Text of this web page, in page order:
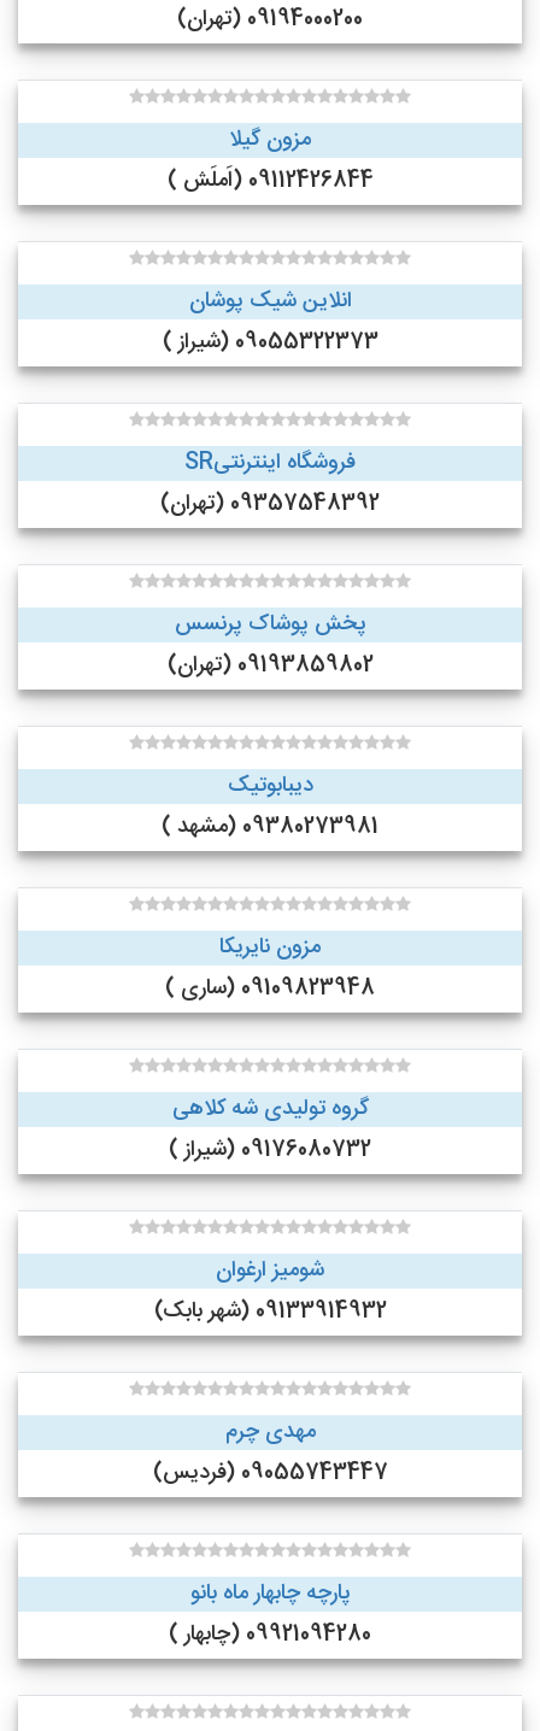
09194000200 (تهران)
مزون گیلا
09112426844 (اَملَش )
انلاین شیک پوشان
09055322373 (شیراز )
فروشگاه اینترنتیSR
09357548392 (تهران)
پخش پوشاک پرنسس
09193859802 (تهران)
دیبابوتیک
09380273981 (مشهد )
مزون نایریکا
09109823948 (ساری )
گروه تولیدی شه کلاهی
09176080732 (شیراز )
شومیز ارغوان
09133914932 (شهر بابک)
مهدی چرم
09055743447 (فردیس)
پارچه چابهار ماه بانو
09921094280 (چابهار )